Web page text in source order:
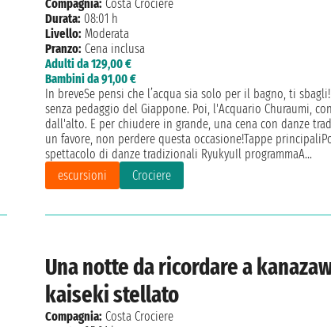
Compagnia: Costa Crociere
Durata: 08:01 h
Livello: Moderata
Pranzo: Cena inclusa
Adulti da 129,00 €
Bambini da 91,00 €
In breveSe pensi che l’acqua sia solo per il bagno, ti
senza pedaggio del Giappone. Poi, l'Acquario Churaumi,
dall'alto. E per chiudere in grande, una cena con danze
un favore, non perdere questa occasione!Tappe
spettacolo di danze tradizionali RyukyuIl programmaA...
escursioni
Crociere
Una notte da ricordare a
kaiseki stellato
Compagnia: Costa Crociere